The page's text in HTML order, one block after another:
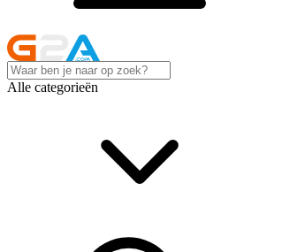
Alle categorieën